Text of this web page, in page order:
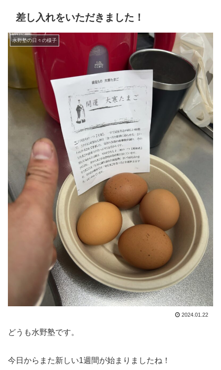
差し入れをいただきました！
水野塾の日々の様子
2024.01.22
どうも水野塾です。
今日からまた新しい1週間が始まりましたね！